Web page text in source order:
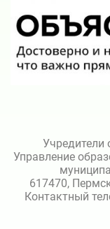
Учредители
Управление
617470,
Контактный